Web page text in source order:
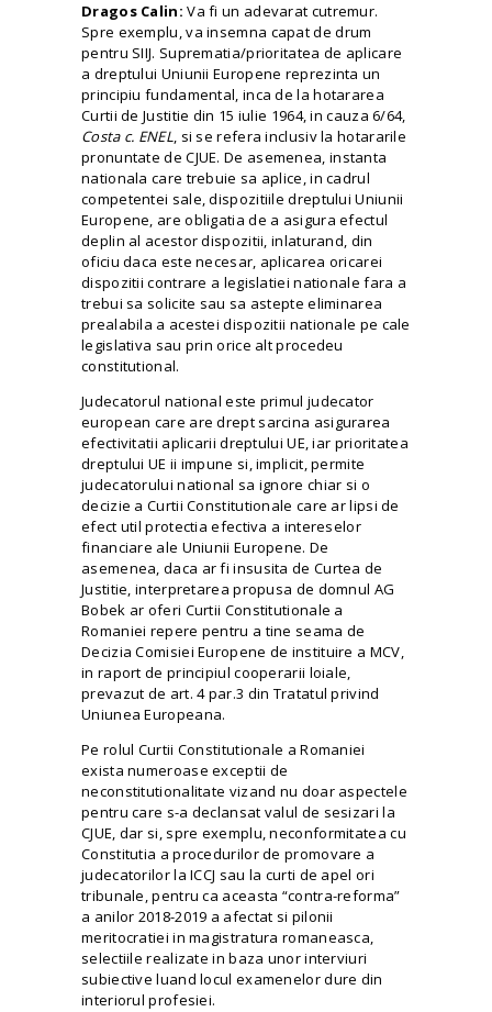
Dragos Calin: Va fi un adevarat cutremur.
Spre exemplu, va insemna capat de drum
pentru SIIJ. Suprematia/prioritatea de aplicare
a dreptului Uniunii Europene reprezinta un
principiu fundamental, inca de la hotararea
Curtii de Justitie din 15 iulie 1964, in cauza 6/64,
Costa c. ENEL, si se refera inclusiv la hotararile
pronuntate de CJUE. De asemenea, instanta
nationala care trebuie sa aplice, in cadrul
competentei sale, dispozitiile dreptului Uniunii
Europene, are obligatia de a asigura efectul
deplin al acestor dispozitii, inlaturand, din
oficiu daca este necesar, aplicarea oricarei
dispozitii contrare a legislatiei nationale fara a
trebui sa solicite sau sa astepte eliminarea
prealabila a acestei dispozitii nationale pe cale
legislativa sau prin orice alt procedeu
constitutional.
Judecatorul national este primul judecator
european care are drept sarcina asigurarea
efectivitatii aplicarii dreptului UE, iar prioritatea
dreptului UE ii impune si, implicit, permite
judecatorului national sa ignore chiar si o
decizie a Curtii Constitutionale care ar lipsi de
efect util protectia efectiva a intereselor
financiare ale Uniunii Europene. De
asemenea, daca ar fi insusita de Curtea de
Justitie, interpretarea propusa de domnul AG
Bobek ar oferi Curtii Constitutionale a
Romaniei repere pentru a tine seama de
Decizia Comisiei Europene de instituire a MCV,
in raport de principiul cooperarii loiale,
prevazut de art. 4 par.3 din Tratatul privind
Uniunea Europeana.
Pe rolul Curtii Constitutionale a Romaniei
exista numeroase exceptii de
neconstitutionalitate vizand nu doar aspectele
pentru care s-a declansat valul de sesizari la
CJUE, dar si, spre exemplu, neconformitatea cu
Constitutia a procedurilor de promovare a
judecatorilor la ICCJ sau la curti de apel ori
tribunale, pentru ca aceasta “contra-reforma”
a anilor 2018-2019 a afectat si pilonii
meritocratiei in magistratura romaneasca,
selectiile realizate in baza unor interviuri
subiective luand locul examenelor dure din
interiorul profesiei.